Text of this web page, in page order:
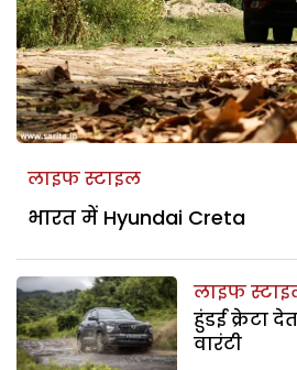
लाइफ स्टाइल
भारत में Hyundai Creta
लाइफ
हुंडई क्रेटा
वारंटी